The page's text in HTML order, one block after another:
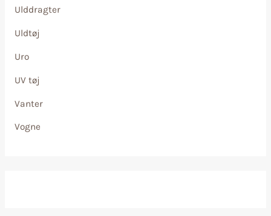
Ulddragter
Uldtøj
Uro
UV tøj
Vanter
Vogne